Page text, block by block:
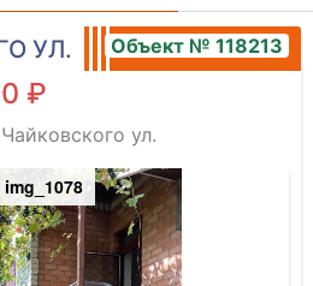
УЛ. Объект № 118213
₽
ул.
img_1078